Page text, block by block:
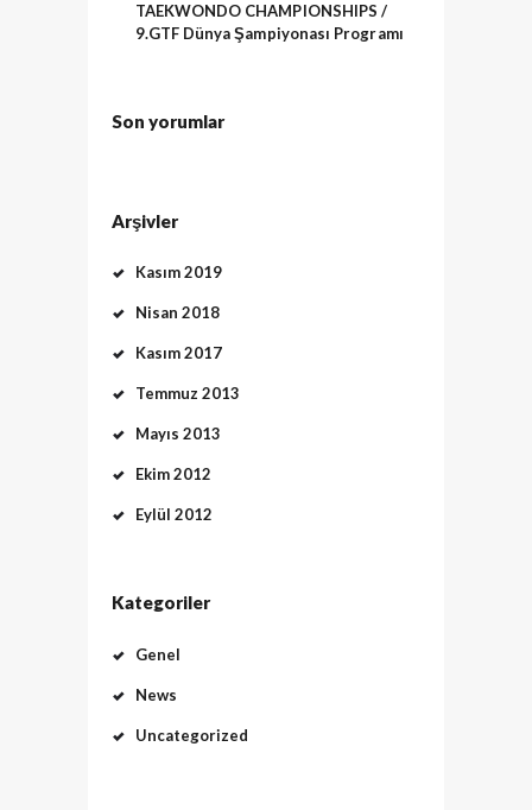
TAEKWONDO CHAMPIONSHIPS /
9.GTF Dünya Şampiyonası Programı
Son yorumlar
Arşivler
Kasım 2019
Nisan 2018
Kasım 2017
Temmuz 2013
Mayıs 2013
Ekim 2012
Eylül 2012
Kategoriler
Genel
News
Uncategorized